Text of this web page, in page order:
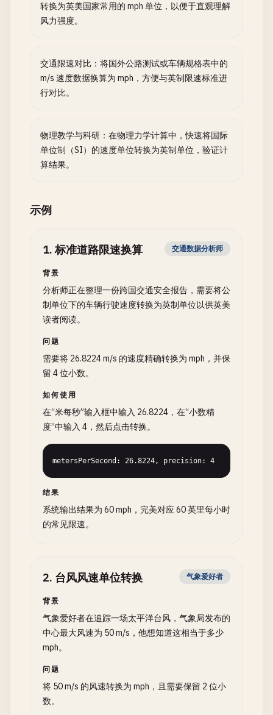
转换为英美国家常用的 mph 单位，以便于直观理解
风力强度。
交通限速对比：将国外公路测试或车辆规格表中的
m/s 速度数据换算为 mph，方便与英制限速标准进
行对比。
物理教学与科研：在物理力学计算中，快速将国际
单位制（SI）的速度单位转换为英制单位，验证计
算结果。
示例
1.标准道路限速换算 交通数据分析师
背景
分析师正在整理一份跨国交通安全报告，需要将公
制单位下的车辆行驶速度转换为英制单位以供英美
读者阅读。
问题
需要将 26.8224 m/s 的速度精确转换为 mph，并保
留 4 位小数。
如何使用
在“米每秒”输入框中输入 26.8224，在“小数精
度”中输入 4，然后点击转换。
metersPerSecond: 26.8224, precision: 4
结果
系统输出结果为 60 mph，完美对应 60 英里每小时
的常见限速。
2. 台风风速单位转换 气象爱好者
背景
气象爱好者在追踪一场太平洋台风，气象局发布的
中心最大风速为 50 m/s，他想知道这相当于多少
mph。
问题
将 50 m/s 的风速转换为 mph，且需要保留 2 位小
数。